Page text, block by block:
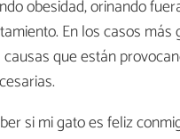
obesidad, orinando
En los casos más
que están
si mi gato es feliz